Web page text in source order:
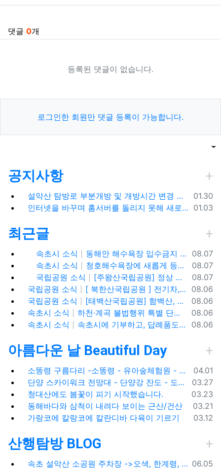
댓글 0개
등록된 댓글이 없습니다.
로그인한 회원만 댓글 등록이 가능합니다.
목록게
공지사항
등록일
01.30
설악산 탐방로 부분개방 및 개방시간 변경 안내(1.26.(금), 04:00 기준)
등록일
01.03
인터넷을 바꾸며 홈서버를 돌리지 못해 새로 시작합니다.
최근글
등록일
08.07
속초시 소식
동해안 해수욕장 입수금지 안내
등록일
08.07
속초시 소식
청호해수욕장에 새롭게 등장한 아름다운 조형물! ✨
등록일
08.07
국립공원 소식
[주왕산국립공원] 정상 주봉 코스와 용추협곡 트래킹
등록일
08.06
국립공원 소식
[ 북한산국립공원 ] 전기차,수소차 등 무공해차량만 이용할 수 있는100% 친환경 야영장 - 북한산 사기막야영장
등록일
08.06
국립공원 소식
[태백산국립공원] 함백산, 운무가 가득한 싱그러운 풍경 속을 걷다
등록일
08.06
속초시 소식
하천·계곡 불법행위 특별 단속기간 운영
등록일
08.06
속초시 소식 속초시에 기부하고, 답례품도 1+1으로 받아가세요!
아름다운 날 Beautiful Day
등록일
04.01
소똥령 구름다리 -소똥령 - 유아숲체험원 - 장신유원지 / 캠핑장
등록일
03.27
단양 스카이워크 전망대 - 단양강 잔도 - 도담삼봉 / 석문 - 영월 청령포 입장료 주차료
등록일
03.23
청대산에도 봄꽃이 피기 시작했습니다.
등록일
03.21
동해바다와 삼척이 내려다 보이는 근산/건산
등록일
03.12
가랑코에 칼랑코에 칼란디바 다육이 기르기
산행탐방 BLOG
등록일
06.05
속초 설악산 소공원 주차장 ->오색, 한계령, 남교리, 백담사 용대리 택시 예약 방법